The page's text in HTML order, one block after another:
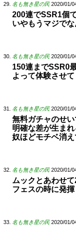
名も無き星の民 2020/01/
200連でSSR1個
いやもうマジでな
名も無き星の民 2020/01/
150連までSSR0
よって体験させ
名も無き星の民 2020/01/
無料ガチャのせ
明確な差が生ま
奴ほどモチベ消
名も無き星の民 2020/01/
ムックとあわせ
フェスの時に発
名も無き星の民 2020/01/